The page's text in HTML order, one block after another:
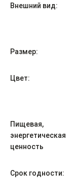
Внешний вид:
Размер:
Цвет:
Пищевая,
энергетическая
ценность
Срок годности: